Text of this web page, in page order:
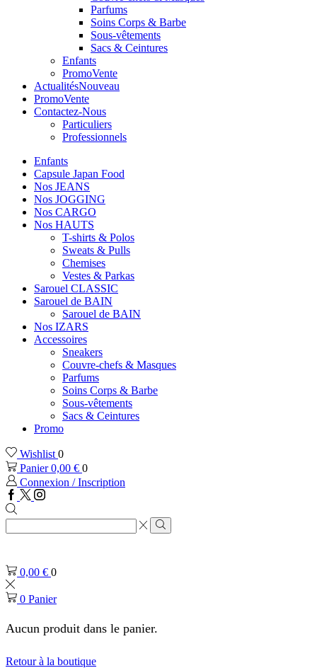
Parfums
Soins Corps & Barbe
Sous-vêtements
Sacs & Ceintures
Enfants
PromoVente
ActualitésNouveau
PromoVente
Contactez-Nous
Particuliers
Professionnels
Enfants
Capsule Japan Food
Nos JEANS
Nos JOGGING
Nos CARGO
Nos HAUTS
T-shirts & Polos
Sweats & Pulls
Chemises
Vestes & Parkas
Sarouel CLASSIC
Sarouel de BAIN
Sarouel de BAIN
Nos IZARS
Accessoires
Sneakers
Couvre-chefs & Masques
Parfums
Soins Corps & Barbe
Sous-vêtements
Sacs & Ceintures
Promo
Wishlist 0
Panier0,00 € 0
Connexion / Inscription
Facebook
TwitterInstagram
Zone
de
recherche
Rechercher
0,00 € 0
0 Panier
Aucun produit dans le panier.
Retour à la boutique